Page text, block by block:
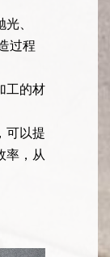
光、
过程
的材
可以提
，从